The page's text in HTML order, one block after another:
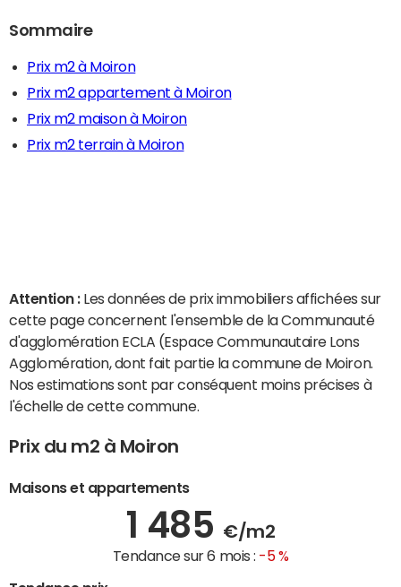
Sommaire
Prix m2 à Moiron
Prix m2 appartement à Moiron
Prix m2 maison à Moiron
Prix m2 terrain à Moiron
Attention : Les données de prix immobiliers affichées sur
cette page concernent l'ensemble de la Communauté
d'agglomération ECLA (Espace Communautaire Lons
Agglomération, dont fait partie la commune de Moiron.
Nos estimations sont par conséquent moins précises à
l'échelle de cette commune.
Prix du m2 à Moiron
Maisons et appartements
1 485 €/m2
Tendance sur 6 mois : -5 %